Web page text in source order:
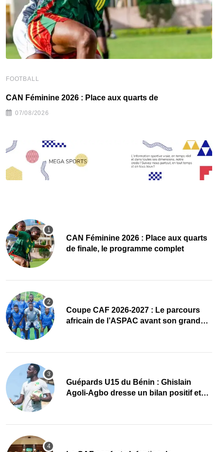
FOOTBALL
CAN Féminine 2026 : Place aux quarts de
07/08/2026
CAN Féminine 2026 : Place aux quarts
de finale, le programme complet
Coupe CAF 2026-2027 : Le parcours
africain de l’ASPAC avant son grand
Guépards U15 du Bénin : Ghislain
Agoli-Agbo dresse un bilan positif et